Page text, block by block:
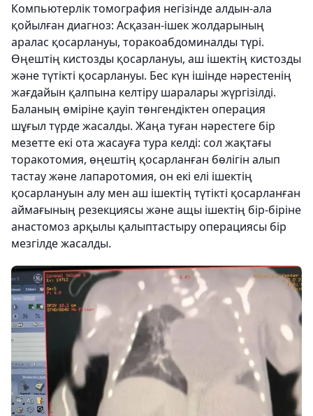
Компьютерлік томография негізінде алдын-ала
қойылған диагноз: Асқазан-ішек жолдарының
аралас қосарлануы, торакоабдоминалды түрі.
Өңештің кистозды қосарлануы, аш ішектің кистозды
және түтікті қосарлануы. Бес күн ішінде нәрестенің
жағдайын қалпына келтіру шаралары жүргізілді.
Баланың өміріне қауіп төнгендіктен операция
шұғыл түрде жасалды. Жаңа туған нәрестеге бір
мезетте екі ота жасауға тура келді: сол жақтағы
торакотомия, өңештің қосарланған бөлігін алып
тастау және лапаротомия, он екі елі ішектің
қосарлануын алу мен аш ішектің түтікті қосарланған
аймағының резекциясы және ащы ішектің бір-біріне
анастомоз арқылы қалыптастыру операциясы бір
мезгілде жасалды.